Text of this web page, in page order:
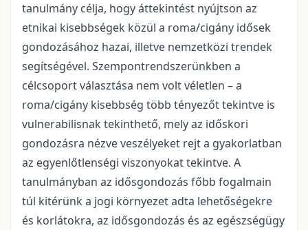
tanulmány célja, hogy áttekintést nyújtson az
etnikai kisebbségek közül a roma/cigány idősek
gondozásához hazai, illetve nemzetközi trendek
segítségével. Szempontrendszerünkben a
célcsoport választása nem volt véletlen – a
roma/cigány kisebbség több tényezőt tekintve is
vulnerabilisnak tekinthető, mely az időskori
gondozásra nézve veszélyeket rejt a gyakorlatban
az egyenlőtlenségi viszonyokat tekintve. A
tanulmányban az idősgondozás főbb fogalmain
túl kitérünk a jogi környezet adta lehetőségekre
és korlátokra, az idősgondozás és az egészségügy